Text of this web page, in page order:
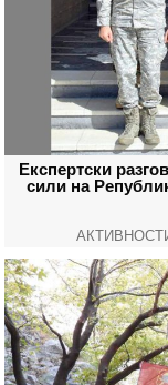
Експертски
сили на